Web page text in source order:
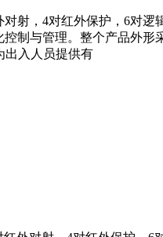
射，4对红外保护，6对
制与管理。整个产品外
出入人员提供有